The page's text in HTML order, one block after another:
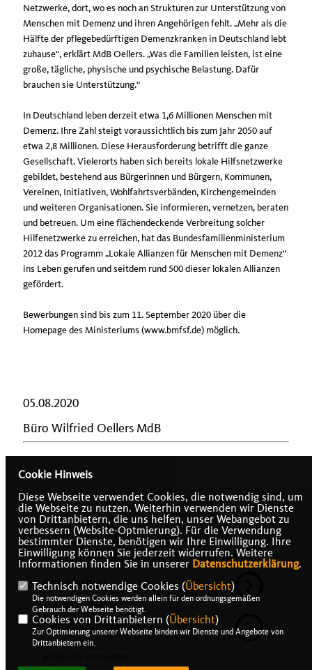
Netzwerke, dort, wo es noch an Strukturen zur Unterstützung von
Menschen mit Demenz und ihren Angehörigen fehlt. „Mehr als die
Hälfte der pflegebedürftigen Demenzkranken in Deutschland lebt
zuhause“, erklärt MdB Oellers. „Was die Familien leisten, ist eine
große, tägliche, physische und psychische Belastung. Dafür
brauchen sie Unterstützung.“
In Deutschland leben derzeit etwa 1,6 Millionen Menschen mit
Demenz. Ihre Zahl steigt voraussichtlich bis zum Jahr 2050 auf
etwa 2,8 Millionen. Diese Herausforderung betrifft die ganze
Gesellschaft. Vielerorts haben sich bereits lokale Hilfsnetzwerke
gebildet, bestehend aus Bürgerinnen und Bürgern, Kommunen,
Vereinen, Initiativen, Wohlfahrtsverbänden, Kirchengemeinden
und weiteren Organisationen. Sie informieren, vernetzen, beraten
und betreuen. Um eine flächendeckende Verbreitung solcher
Hilfenetzwerke zu erreichen, hat das Bundesfamilienministerium
2012 das Programm „Lokale Allianzen für Menschen mit Demenz“
ins Leben gerufen und seitdem rund 500 dieser lokalen Allianzen
gefördert.
Bewerbungen sind bis zum 11. September 2020 über die
Homepage des Ministeriums (www.bmfsf.de) möglich.
05.08.2020
Büro Wilfried Oellers MdB
IMPRESSUM DATENSCHUTZ KONTAKT
CDU NRW
CDU Deutschlands
Cookie Hinweis
Diese Webseite verwendet Cookies, die notwendig sind, um
die Webseite zu nutzen. Weiterhin verwenden wir Dienste
von Drittanbietern, die uns helfen, unser Webangebot zu
verbessern (Website-Optmierung). Für die Verwendung
bestimmter Dienste, benötigen wir Ihre Einwilligung. Ihre
Einwilligung können Sie jederzeit widerrufen. Weitere
Informationen finden Sie in unserer Datenschutzerklärung.
Technisch notwendige Cookies (Übersicht)
Die notwendigen Cookies werden allein für den ordnungsgemäßen
Gebrauch der Webseite benötigt.
Cookies von Drittanbietern (Übersicht)
Zur Optimierung unserer Webseite binden wir Dienste und Angebote von
Drittanbietern ein.